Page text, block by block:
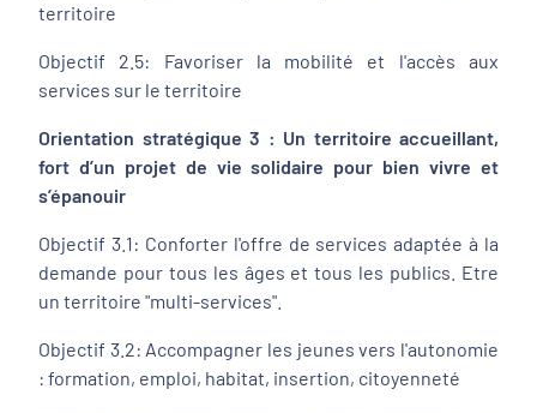
territoire
Objectif 2.5: Favoriser la mobilité et l'accès aux
services sur le territoire
Orientation stratégique 3 : Un territoire accueillant,
fort d’un projet de vie solidaire pour bien vivre et
s’épanouir
Objectif 3.1: Conforter l'offre de services adaptée à la
demande pour tous les âges et tous les publics. Etre
un territoire "multi-services".
Objectif 3.2: Accompagner les jeunes vers l'autonomie
: formation, emploi, habitat, insertion, citoyenneté